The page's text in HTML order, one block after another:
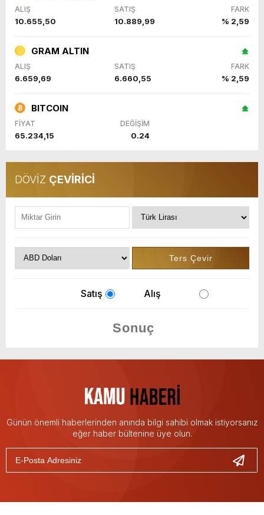
ALIŞ SATIŞ FARK
10.655,50 10.889,99 % 2,59
GRAM ALTIN
ALIŞ SATIŞ FARK
6.659,69 6.660,55 % 2,59
BITCOIN
FİYAT DEĞİŞİM
65.234,15 0.24
DÖVİZ ÇEVİRİCİ
Satış Alış
Günün önemli haberlerinden anında bilgi sahibi olmak istiyorsanız
eğer haber bültenine üye olun.